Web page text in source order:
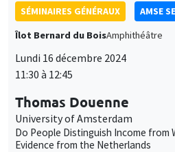
SÉMINAIRES GÉNÉRAUX
AMSE
Îlot Bernard du BoisAmphithéâtre
Lundi 16 décembre 2024
11:30 à 12:45
Thomas Douenne
University of Amsterdam
Do People Distinguish Income from
Evidence from the Netherlands